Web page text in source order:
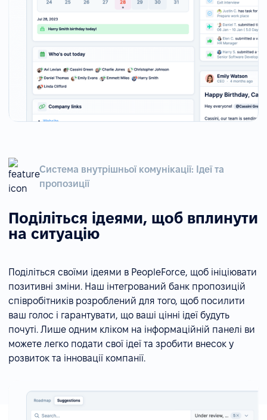
Система внутрішньої комунікації: Ідеї та
пропозиції
Поділіться ідеями, щоб вплинути
на ситуацію
Поділіться своїми ідеями в PeopleForce, щоб ініціювати
позитивні зміни. Наш інтегрований банк пропозицій
співробітників розроблений для того, щоб посилити
ваш голос і гарантувати, що ваші цінні ідеї будуть
почуті. Лише одним кліком на інформаційній панелі ви
можете легко подати свої ідеї та зробити внесок у
розвиток та інновації компанії.